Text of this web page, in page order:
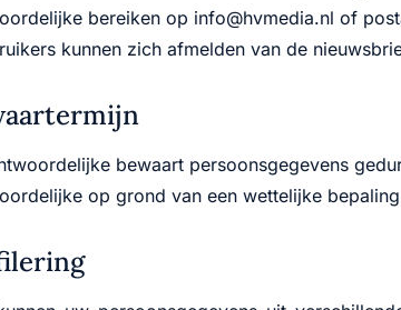
bereiken op info@hvmedia.nl of
kunnen zich afmelden van de
bewaart persoonsgegevens
op grond van een wettelijke